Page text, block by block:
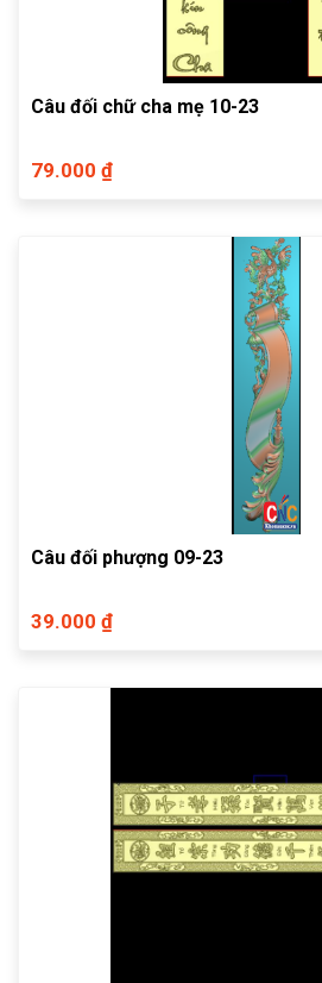
Câu đối chữ cha mẹ 10-23
79.000 ₫
Câu đối phượng 09-23
39.000 ₫